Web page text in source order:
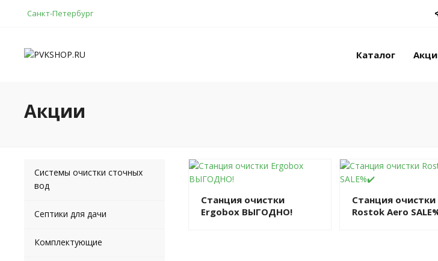
Санкт-Петербург
Каталог
Акции
Системы очистки сточных
вод
Септики для дачи
Комплектующие
Станция очистки
Ergobox ВЫГОДНО!
Станция очистки
Rostok Aero